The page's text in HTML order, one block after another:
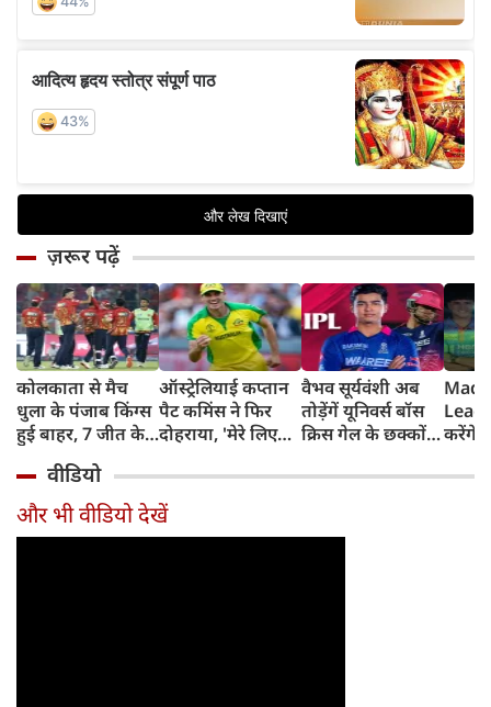
ज़रूर पढ़ें
कोलकाता से मैच
धुला के पंजाब किंग्स
हुई बाहर, 7 जीत के
ऑस्ट्रेलियाई कप्तान
पैट कमिंस ने फिर
दोहराया, 'मेरे लिए
वैभव सूर्यवंशी अब
तोड़ेंगें यूनिवर्स बॉस
क्रिस गेल के छक्कों
करेंगे
टीम में
वीडियो
और भी वीडियो देखें